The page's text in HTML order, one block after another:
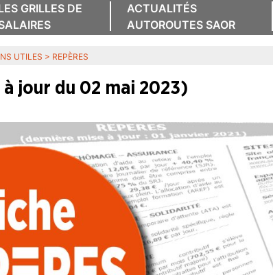
GRILLES DE
ACTUALITÉS
AUTOROUTES SAOR
UTILES > REPÈRES
jour du 02 mai 2023)